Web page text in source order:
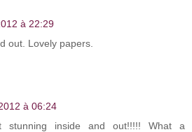
à 22:29
out. Lovely papers.
à 06:24
stunning inside and out!!!!! What a